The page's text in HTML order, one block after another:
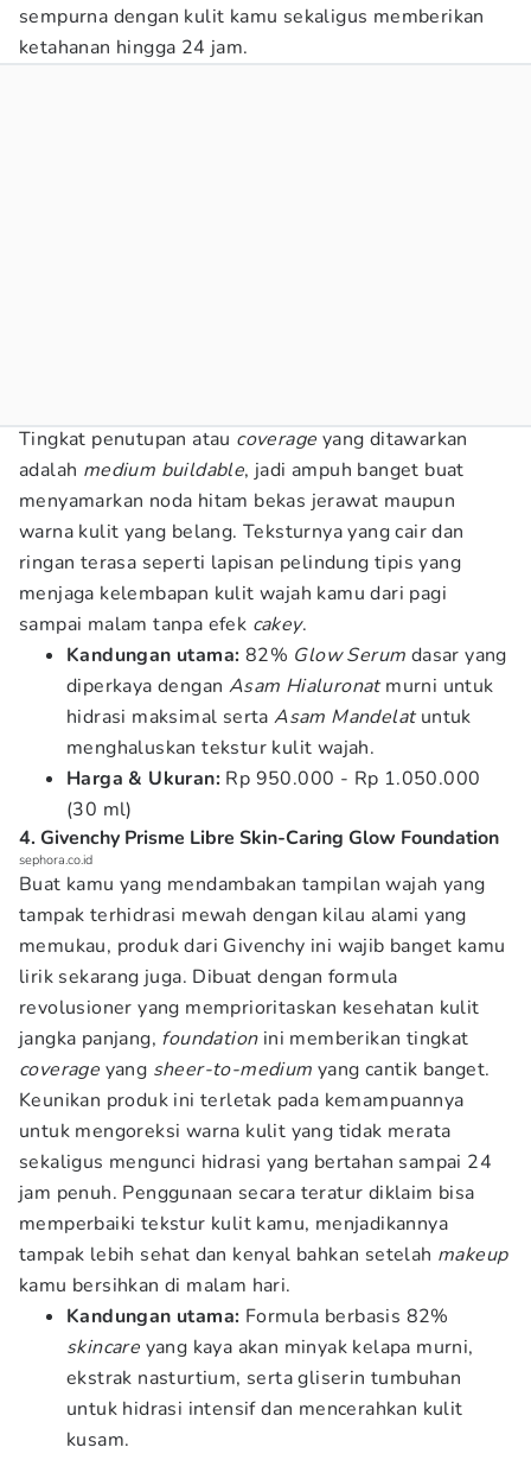
sempurna dengan kulit kamu sekaligus memberikan
ketahanan hingga 24 jam.
Tingkat penutupan atau coverage yang ditawarkan
adalah medium buildable, jadi ampuh banget buat
menyamarkan noda hitam bekas jerawat maupun
warna kulit yang belang. Teksturnya yang cair dan
ringan terasa seperti lapisan pelindung tipis yang
menjaga kelembapan kulit wajah kamu dari pagi
sampai malam tanpa efek cakey.
Kandungan utama: 82% Glow Serum dasar yang
diperkaya dengan Asam Hialuronatmurni untuk
hidrasi maksimal sertaAsam Mandelatuntuk
menghaluskan tekstur kulit wajah.
Harga & Ukuran: Rp 950.000 - Rp 1.050.000
(30 ml)
4. Givenchy Prisme Libre Skin-Caring Glow Foundation
sephora.co.id
Buat kamu yang mendambakan tampilan wajah yang
tampak terhidrasi mewah dengan kilau alami yang
memukau, produk dari Givenchy ini wajib banget kamu
lirik sekarang juga. Dibuat dengan formula
revolusioner yang memprioritaskan kesehatan kulit
jangka panjang, foundationini memberikan tingkat
coverage yang sheer-to-medium yang cantik banget.
Keunikan produk ini terletak pada kemampuannya
untuk mengoreksi warna kulit yang tidak merata
sekaligus mengunci hidrasi yang bertahan sampai 24
jam penuh. Penggunaan secara teratur diklaim bisa
memperbaiki tekstur kulit kamu, menjadikannya
tampak lebih sehat dan kenyal bahkan setelah makeup
kamu bersihkan di malam hari.
Kandungan utama: Formula berbasis 82%
skincare yang kaya akan minyak kelapa murni,
ekstrak nasturtium, serta gliserin tumbuhan
untuk hidrasi intensif dan mencerahkan kulit
kusam.